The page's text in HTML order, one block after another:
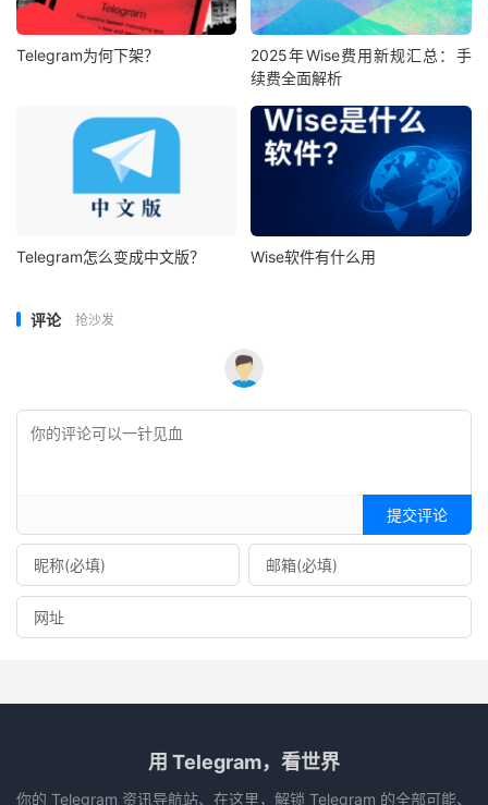
Telegram为何下架？
2025年Wise费用新规汇总：手
续费全面解析
Telegram怎么变成中文版？ Wise软件有什么用
评论 抢沙发
提交评论
用 Telegram，看世界
你的 Telegram 资讯导航站、在这里，解锁 Telegram 的全部可能、